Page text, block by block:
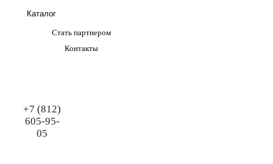
Каталог
Стать партнером
Контакты
+7 (812)
605-95-
05